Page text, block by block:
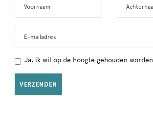
this
Ja, ik wil op de hoogte gehouden worden
VERZENDEN